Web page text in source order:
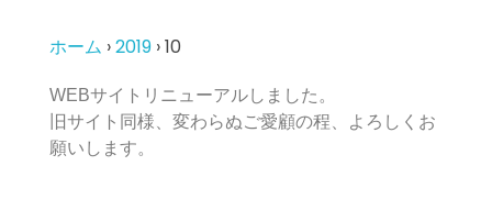
ホーム ›2019 ›10
WEBサイトリニューアルしました。
旧サイト同様、変わらぬご愛顧の程、よろしくお
願いします。